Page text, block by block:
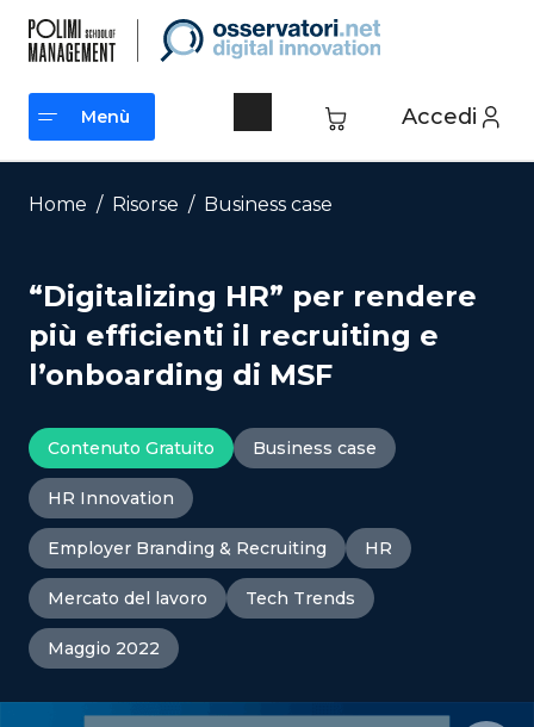
contenuto
Accedi
Menù
Menù
Home / Risorse / Business case
“Digitalizing HR” per rendere
più efficienti il recruiting e
l’onboarding di MSF
Contenuto Gratuito Business case
HR Innovation
Employer Branding & Recruiting HR
Mercato del lavoro Tech Trends
Maggio 2022